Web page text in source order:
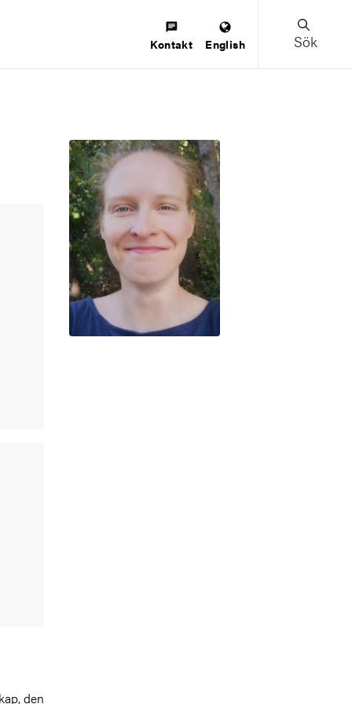
Kontakt English Sök
den